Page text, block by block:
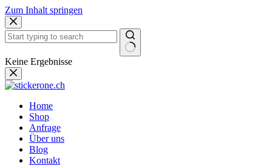
Zum Inhalt springen
Keine Ergebnisse
Home
Shop
Anfrage
Über uns
Blog
Kontakt